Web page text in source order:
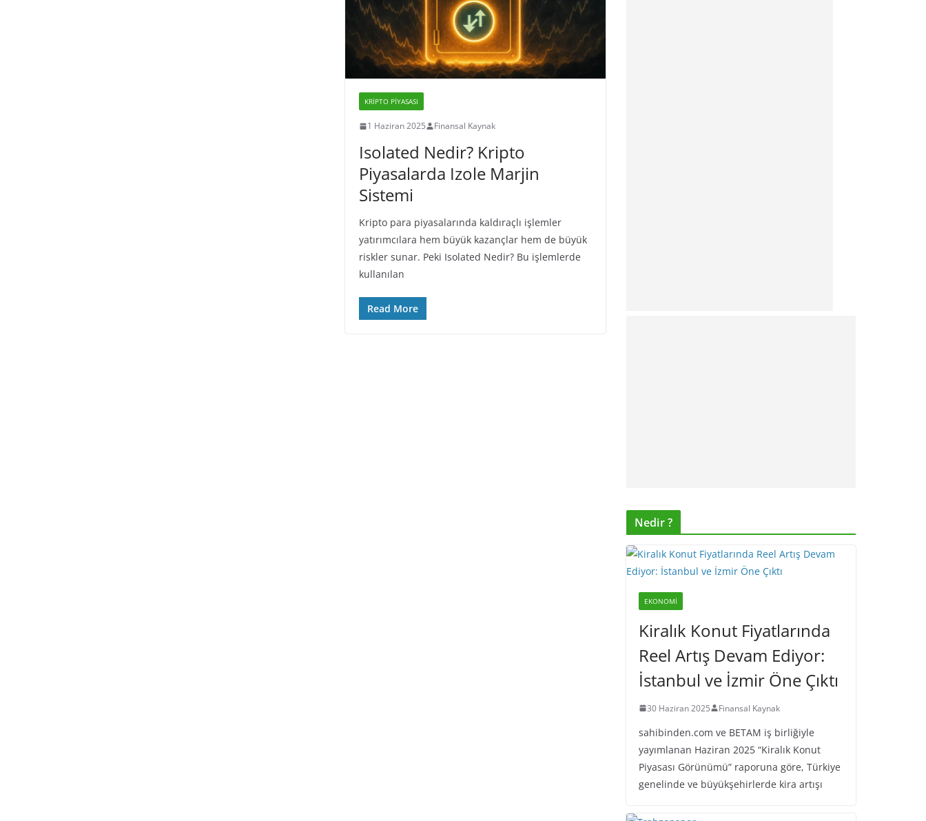
KRIPTO PIYASASI
1 Haziran 2025 Finansal Kaynak
Isolated Nedir? Kripto
Piyasalarda Izole Marjin
Sistemi
Kripto para piyasalarında kaldıraçlı işlemler
yatırımcılara hem büyük kazançlar hem de büyük
riskler sunar. Peki Isolated Nedir? Bu işlemlerde
kullanılan
Read More
Nedir ?
EKONOMI
Kiralık Konut Fiyatlarında
Reel Artış Devam Ediyor:
İstanbul ve İzmir Öne Çıktı
30 Haziran 2025 Finansal Kaynak
sahibinden.com ve BETAM iş birliğiyle
yayımlanan Haziran 2025 “Kiralık Konut
Piyasası Görünümü” raporuna göre, Türkiye
genelinde ve büyükşehirlerde kira artışı